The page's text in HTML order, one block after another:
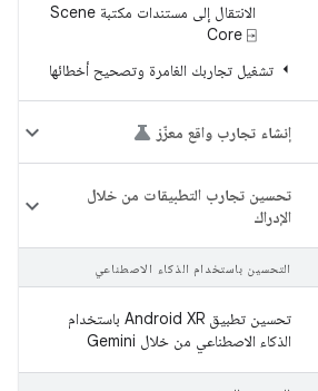
الانتقال إلى مستندات مكتبة Scene
Core ⍈
تشغيل تجاربك الغامرة وتصحيح أخطائها
إنشاء تجارب واقع معزّز
تحسين تجارب التطبيقات من خلال
الإدراك
التحسين باستخدام الذكاء الاصطناعي
تحسين تطبيق Android XR باستخدام
الذكاء الاصطناعي من خلال Gemini